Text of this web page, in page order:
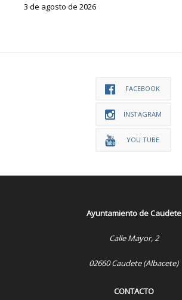
3 de agosto de 2026
FACEBOOK
INSTAGRAM
YOU TUBE
Ayuntamiento de Caudete
Calle Mayor, 2
02660 Caudete (Albacete)
CONTACTO